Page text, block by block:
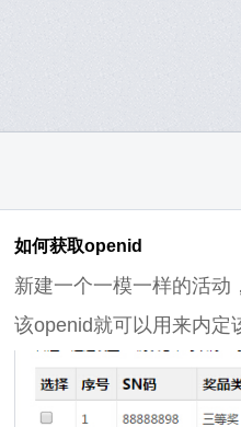
如何获取openid
新建一个一模一样的活动
该openid就可以用来内定